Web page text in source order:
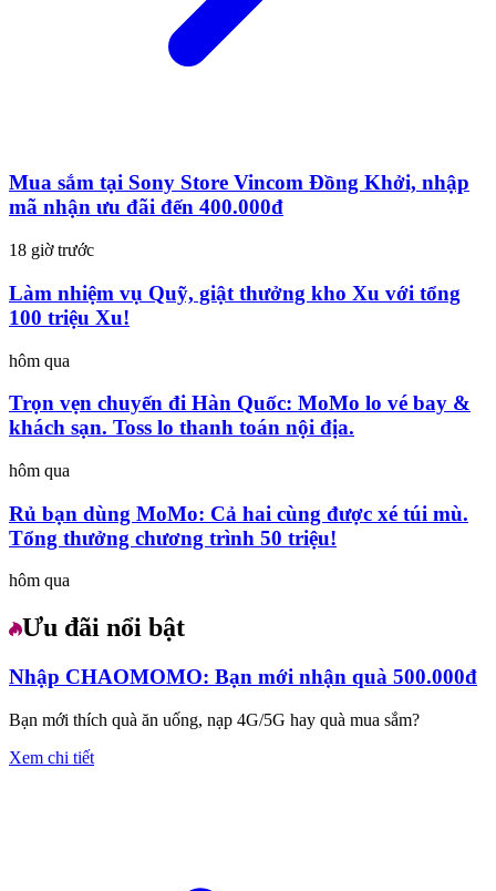
Mua sắm tại Sony Store Vincom Đồng Khởi, nhập
mã nhận ưu đãi đến 400.000đ
18 giờ trước
Làm nhiệm vụ Quỹ, giật thưởng kho Xu với tổng
100 triệu Xu!
hôm qua
Trọn vẹn chuyến đi Hàn Quốc: MoMo lo vé bay &
khách sạn. Toss lo thanh toán nội địa.
hôm qua
Rủ bạn dùng MoMo: Cả hai cùng được xé túi mù.
Tổng thưởng chương trình 50 triệu!
hôm qua
Ưu đãi nổi bật
Nhập CHAOMOMO: Bạn mới nhận quà 500.000đ
Bạn mới thích quà ăn uống, nạp 4G/5G hay quà mua sắm?
Xem chi tiết